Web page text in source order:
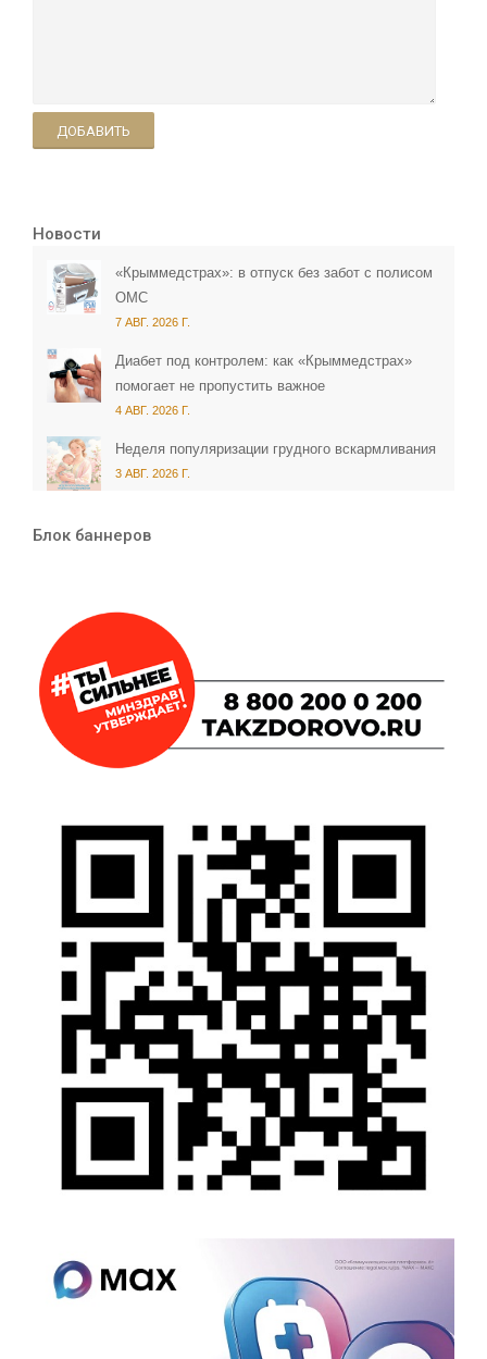
ДОБАВИТЬ
Новости
«Крыммедстрах»: в отпуск без забот с полисом
ОМС
7 АВГ. 2026 Г.
Диабет под контролем: как «Крыммедстрах»
помогает не пропустить важное
4 АВГ. 2026 Г.
Неделя популяризации грудного вскармливания
3 АВГ. 2026 Г.
Блок баннеров